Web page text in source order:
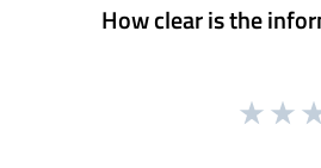
How clear is the